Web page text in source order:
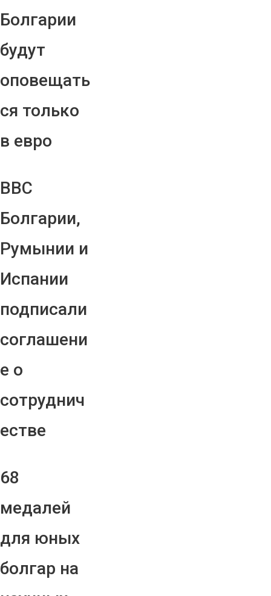
Болгарии
будут
оповещать
ся только
в евро
ВВС
Болгарии,
Румынии и
Испании
подписали
соглашени
е о
сотруднич
естве
68
медалей
для юных
болгар на